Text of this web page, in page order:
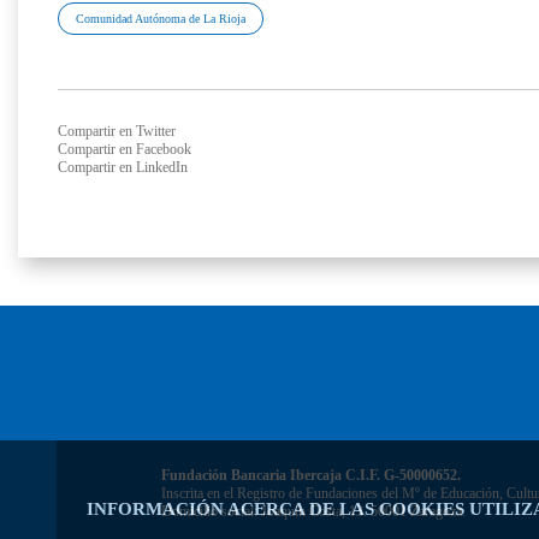
INFORMACIÓN ACERCA DE LAS COOKIES
Comunidad Autónoma de La Rioja
Compartir en Twitter
Compartir en Facebook
Compartir en LinkedIn
Fundación Bancaria Ibercaja C.I.F. G-50000652.
Inscrita en el Registro de Fundaciones del Mº de Educación,
Domicilio social: Joaquín Costa, 13. 50001 Zaragoza.